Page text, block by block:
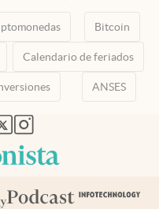
Bitcoin
Calendario de feriados
ANSES
pestaña
nueva pestaña
en nueva pestaña
abre en nueva pestaña
abre en nueva pestaña